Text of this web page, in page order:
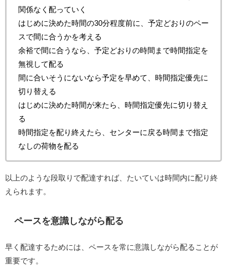
関係なく配っていく
はじめに決めた時間の30分程度前に、予定どおりのペー
スで間に合うかを考える
余裕で間に合うなら、予定どおりの時間まで時間指定を
無視して配る
間に合いそうにないなら予定を早めて、時間指定優先に
切り替える
はじめに決めた時間が来たら、時間指定優先に切り替え
る
時間指定を配り終えたら、センターに戻る時間まで指定
なしの荷物を配る
以上のような段取りで配達すれば、たいていは時間内に配り終
えられます。
ペースを意識しながら配る
早く配達するためには、ペースを常に意識しながら配ることが
重要です。